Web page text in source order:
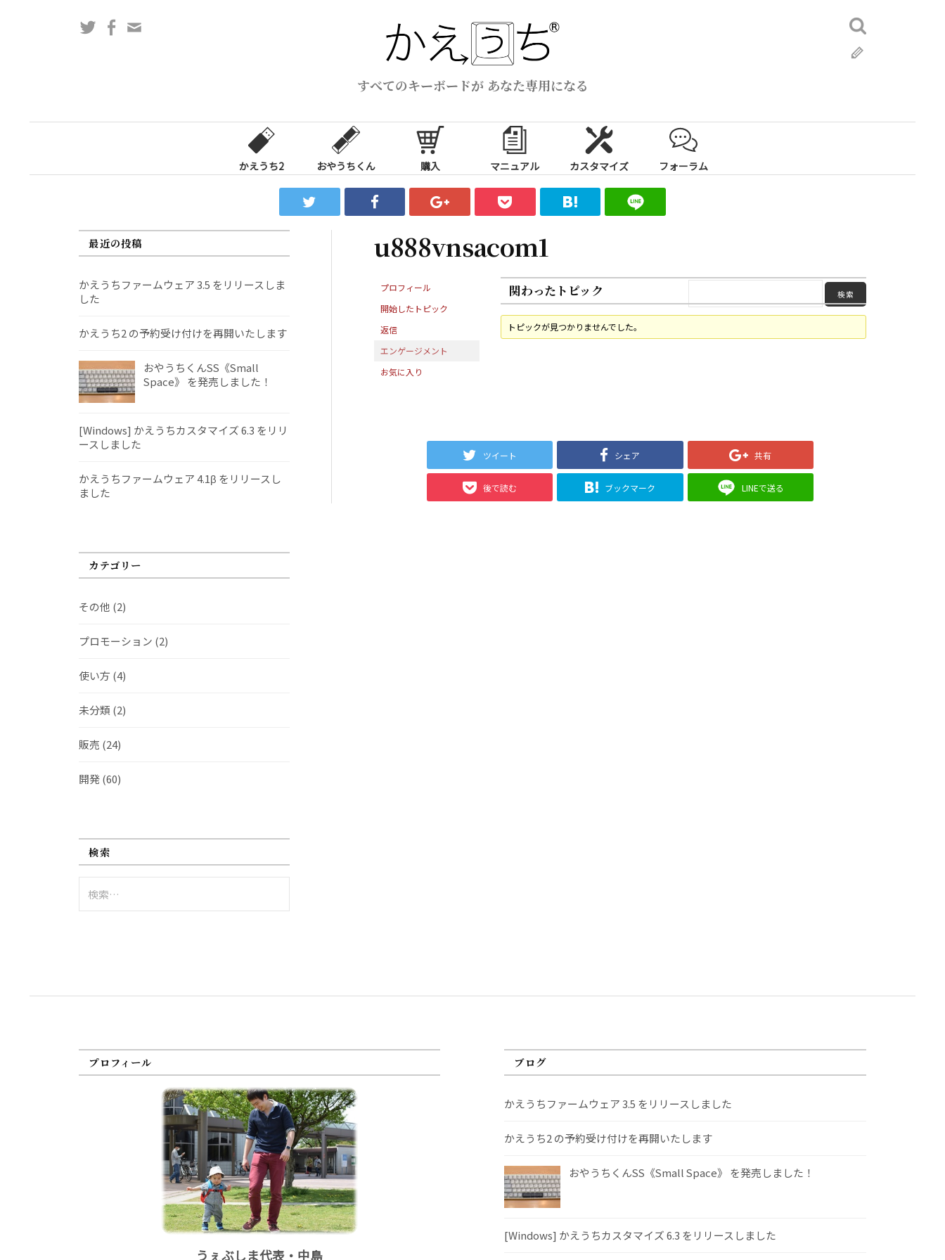
ス
すべてのキーボードが あなた専用になる
TwitterFacebook
検
索:
かえうち2 おやうちくん 購入 マニュアル カスタマイズ フォーラム
u888vnsacom1
プロフィール
開始したトピック
返信
エンゲージメント
お気に入り
関わったトピック
トピックが見つかりませんでした。
ツイート シェア 共有
後で読む ブックマーク LINEで送る
最近の投稿
かえうちファームウェア 3.5 をリリースしま
した
かえうち2 の予約受け付けを再開いたします
おやうちくんSS《Small
Space》 を発売しました！
[Windows] かえうちカスタマイズ 6.3 をリリ
ースしました
かえうちファームウェア 4.1β をリリースし
ました
カテゴリー
その他 (2)
プロモーション (2)
使い方 (4)
未分類 (2)
販売 (24)
開発(60)
検索
索:
プロフィール
うぇぶしま代表・中島
ブログ
かえうちファームウェア 3.5 をリリースしました
かえうち2 の予約受け付けを再開いたします
おやうちくんSS《Small Space》 を発売しました！
[Windows] かえうちカスタマイズ 6.3 をリリースしました